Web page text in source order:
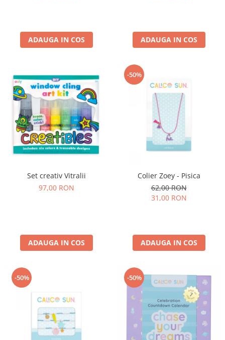
ADAUGA IN COS ADAUGA IN COS
Set creativ Vitralii
97,00 RON
ADAUGA IN COS
-50%
Colier Zoey - Pisica
62,00 RON
31,00 RON
ADAUGA IN COS
-50% -50%